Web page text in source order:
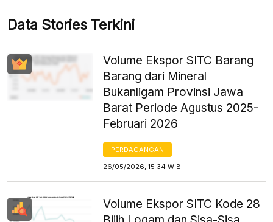
Data Stories Terkini
Volume Ekspor SITC Barang
Barang dari Mineral
Bukanligam Provinsi Jawa
Barat Periode Agustus 2025-
Februari 2026
PERDAGANGAN
26/05/2026, 15:34 WIB
Volume Ekspor SITC Kode 28